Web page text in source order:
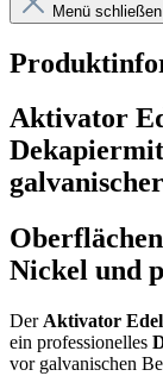
Menü schließen
Aktivator
Nickel und
Der Aktivator
ein professionelles
vor galvanischen